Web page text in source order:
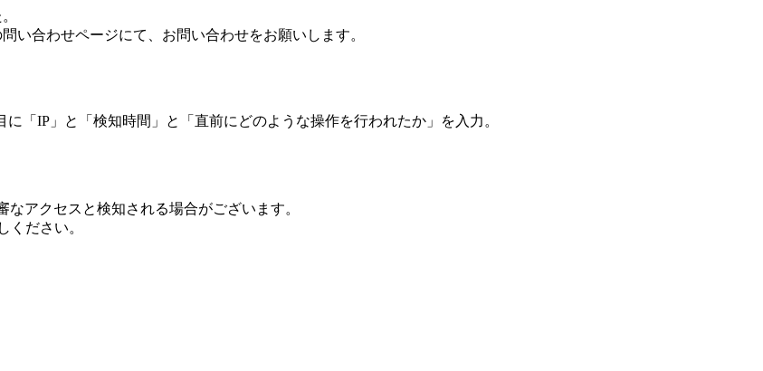
い合わせページにて、お問い合わせをお願いします。
「IP」と「検知時間」と「直前にどのような操作を行われたか」を入力。
アクセスと検知される場合がございます。
ください。